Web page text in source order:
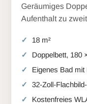
Geräumiges
Aufenthalt zu
18 m²
Doppelbett, 180
Eigenes Bad
32-Zoll-
Kostenfreies